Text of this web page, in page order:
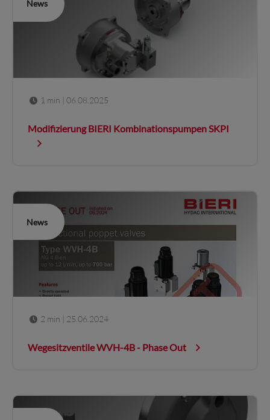
News
1 min | 06.08.2025
Modifizierung BIERI Kombinationspumpen SKPI
News
2 min | 25.06.2024
Wegesitzventile WVH-4B - Phase Out